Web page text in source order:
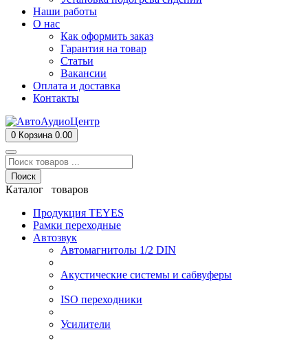
Наши работы
О нас
Как оформить заказ
Гарантия на товар
Статьи
Вакансии
Оплата и доставка
Контакты
0 Корзина 0.00
Поиск
Каталог товаров
Продукция TEYES
Рамки переходные
Автозвук
Автомагнитолы 1/2 DIN
Акустические системы и сабвуферы
ISO переходники
Усилители